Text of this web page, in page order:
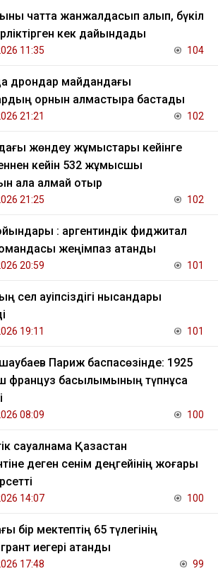
чатта жанжалдасып қалып, бүкіл
кек дайындады
11:35 104
дрондар майдандағы
орнын алмастыра бастады
21:21 102
жөндеу жұмыстары кейінге
кейін 532 жұмысшы
ала алмай отыр
21:25 102
: аргентиндік фиджитал
жеңімпаз атанды
20:59 101
сел қауіпсіздігі нысандары
19:11 101
Париж баспасөзінде: 1925
француз басылымының түпнұсқа
08:09 100
сауалнама Қазақстан
деген сенім деңгейінің жоғары
14:07 100
бір мектептің 65 түлегінің
иегері атанды
17:48 99